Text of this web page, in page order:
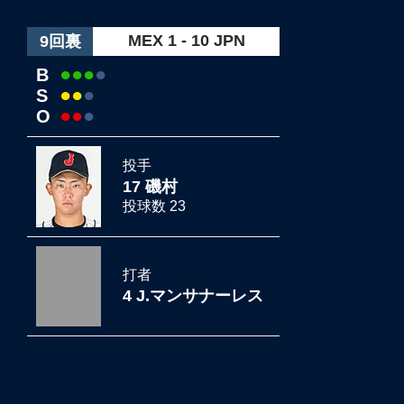
9回裏 MEX 1 - 10 JPN
B ●●●●
S ●●●
O ●●●
投手
17 磯村
投球数 23
打者
4 J.マンサナーレス